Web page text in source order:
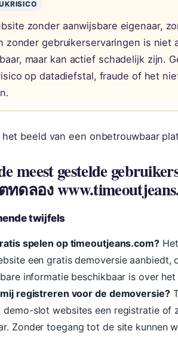
zonder aanwijsbare eigenaar,
zonder gebruikerservaringen is niet
maar kan actief schadelijk zijn.
op datadiefstal, fraude of het
beeld van een onbetrouwbaar
meest gestelde
ทดลอง
twijfels
spelen op timeoutjeans.com?
een gratis demoversie aanbiedt,
informatie beschikbaar is over het
registreren voor de demoversie?
demo-slot websites een registratie of
Zonder toegang tot de site kunnen